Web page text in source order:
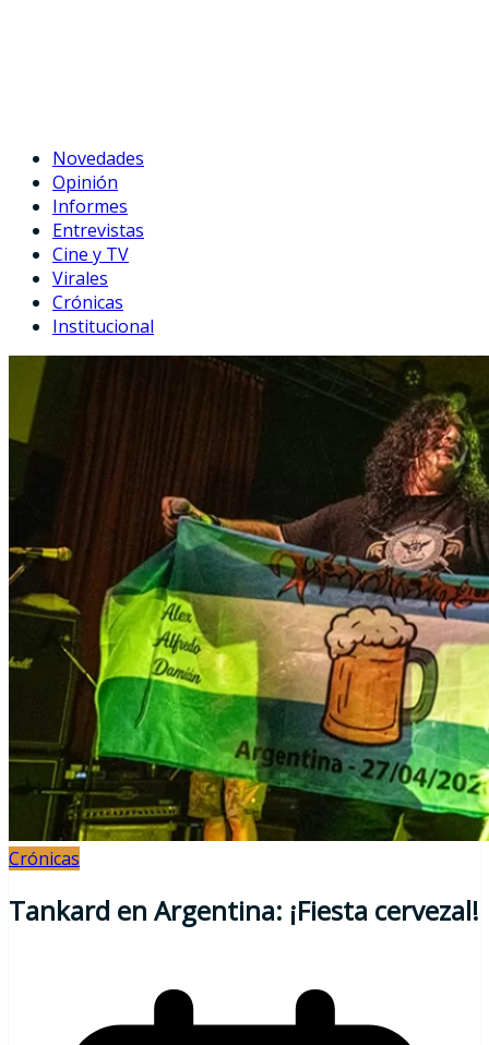
Novedades
Opinión
Informes
Entrevistas
Cine y TV
Virales
Crónicas
Institucional
Crónicas
Tankard en Argentina: ¡Fiesta cervezal!